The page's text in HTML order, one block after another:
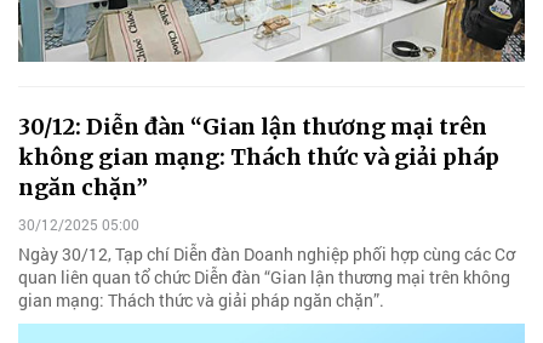
30/12: Diễn đàn “Gian lận thương mại trên
không gian mạng: Thách thức và giải pháp
ngăn chặn”
30/12/2025 05:00
Ngày 30/12, Tạp chí Diễn đàn Doanh nghiệp phối hợp cùng các Cơ
quan liên quan tổ chức Diễn đàn “Gian lận thương mại trên không
gian mạng: Thách thức và giải pháp ngăn chặn”.